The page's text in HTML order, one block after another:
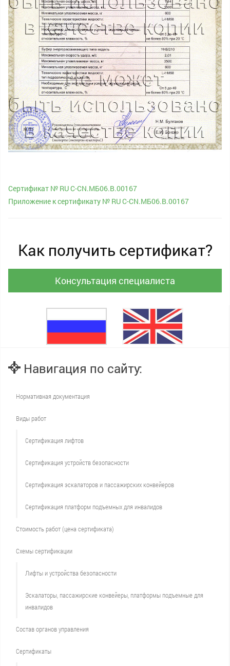
Сертификат № RU С-CN.МБ06.B.00167
Приложение к сертификату № RU С-CN.МБ06.B.00167
Как получить сертификат?
Консультация специалиста
Навигация по сайту:
Нормативная документация
Виды работ
Сертификация лифтов
Сертификация устройств безопасности
Сертификация эскалаторов и пассажирских конвейеров
Сертификация платформ подъемных для инвалидов
Стоимость работ (цена сертификата)
Схемы сертификации
Лифты и устройства безопасности
Эскалаторы, пассажирские конвейеры, платформы подъемные для
инвалидов
Состав органов управления
Сертификаты